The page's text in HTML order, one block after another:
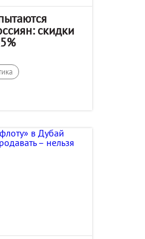
скидки